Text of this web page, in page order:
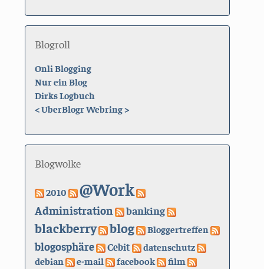
Blogroll
Onli Blogging
Nur ein Blog
Dirks Logbuch
<UberBlogr Webring>
Blogwolke
2010 @Work
Administration banking
blackberry blog Bloggertreffen
blogosphäre Cebit datenschutz
debian e-mail facebook film